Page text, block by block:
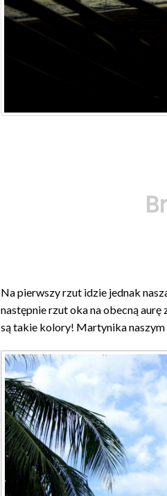
Na pierwszy rzut idzie jednak
następnie rzut oka na obecną
są takie kolory! Martynika naszym